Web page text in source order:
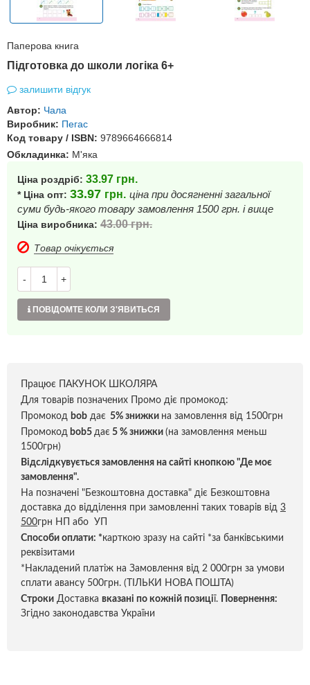
Паперова книга
Підготовка до школи логіка 6+
залишити відгук
Автор: Чала
Виробник: Пегас
Код товару / ISBN: 9789664666814
Обкладинка: М'яка
Ціна роздріб: 33.97 грн.
* Ціна опт: 33.97 грн. ціна при досягненні загальної
суми будь-якого товару замовлення 1500 грн. і вище
Ціна виробника: 43.00грн.
Товар очікується
- +
ПОВІДОМТЕ КОЛИ З'ЯВИТЬСЯ
Працює ПАКУНОК ШКОЛЯРА
Для товарів позначених Промо діє промокод:
Промокод bob дає 5% знижки на замовлення від 1500грн
Промокод bob5 дає 5 % знижки (на замовлення меньш
1500грн)
Відслідкувується замовлення на сайті кнопкою "Де моє
замовлення".
На позначені "Безкоштовна доставка" діє Безкоштовна
доставка до відділення при замовленні таких товарів від 3
500грн НП або УП
Способи оплати: *карткою зразу на сайті *за банківськими
реквізитами
*Накладений платіж на Замовлення від 2 000грн за умови
сплати авансу 500грн. (ТІЛЬКИ НОВА ПОШТА)
Строки Доставка вказані по кожній позиції.
Повернення:
Згідно законодавства України